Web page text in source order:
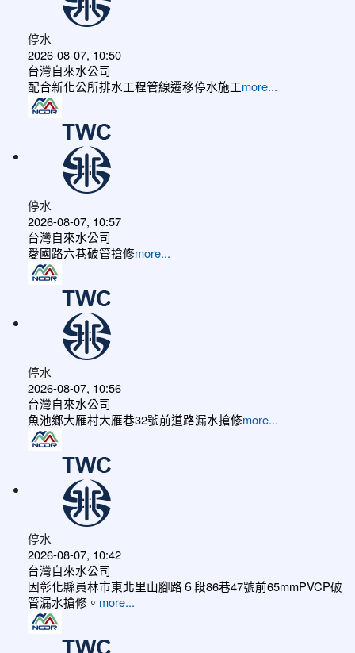
停水
2026-08-07, 10:50
台灣自來水公司
配合新化公所排水工程管線遷移停水施工more...
停水
2026-08-07, 10:57
台灣自來水公司
愛國路六巷破管搶修more...
停水
2026-08-07, 10:56
台灣自來水公司
魚池鄉大雁村大雁巷32號前道路漏水搶修more...
停水
2026-08-07, 10:42
台灣自來水公司
因彰化縣員林市東北里山腳路６段86巷47號前65mmPVCP破
管漏水搶修。 more...